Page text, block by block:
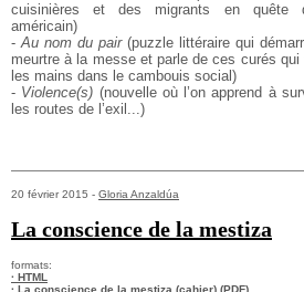
cuisinières et des migrants en quête
américain)
-Au nom du pair(puzzle littéraire qui
meurtre à la messe et parle de ces curés qui
les mains dans le cambouis social)
- Violence(s) (nouvelle où l’on apprend à
les routes de l’exil...)
20 février 2015 - Gloria Anzaldúa
La conscience de la mestiza
formats:
· HTML
· La conscience de la mestiza (cahier) (PDF)